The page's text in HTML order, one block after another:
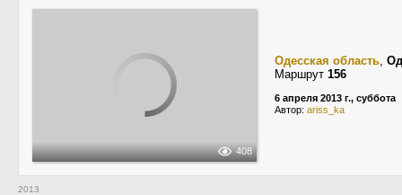
408
Одесская область,
Маршрут 156
6 апреля 2013 г., суббота
Автор: ariss_ka
2013